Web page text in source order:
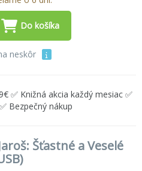
Do košíka
neskôr
✅ Knižná akcia každý mesiac ✅
Bezpečný nákup
Šťastné a Veselé